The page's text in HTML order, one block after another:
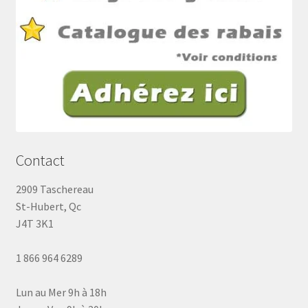
Contact
2909 Taschereau
St-Hubert, Qc
J4T 3K1
1 866 964 6289
Lun au Mer 9h à 18h